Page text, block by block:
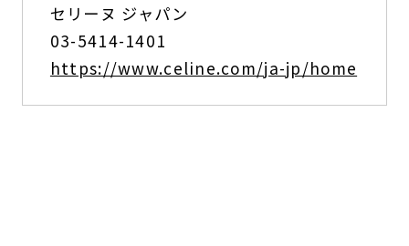
セリーヌ ジャパン
03-5414-1401
https://www.celine.com/ja-jp/home